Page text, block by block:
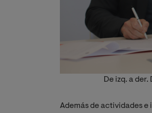
De izq. a
Además de actividades e